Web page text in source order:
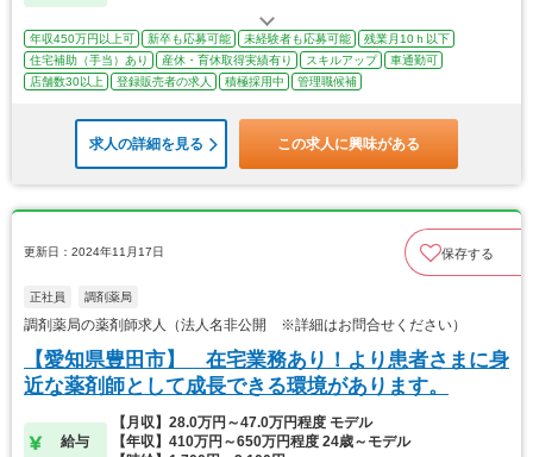
年収450万円以上可 新卒も応募可能 未経験者も応募可能
残業月10ｈ以下
住宅補助（手当）あり
産休・育休取得実績有り スキルアップ
車通勤可
店舗数30以上
登録販売者の求人 積極採用中 管理職候補
求人の詳細を見る この求人に興味がある
更新日：2024年11月17日 保存する
正社員 調剤薬局
調剤薬局の薬剤師求人（法人名非公開 ※詳細はお問合せください）
【愛知県豊田市】 在宅業務あり！より患者さまに身
近な薬剤師として成長できる環境があります。
給与
【月収】28.0万円～47.0万円程度 モデル
【年収】410万円～650万円程度 24歳～モデル